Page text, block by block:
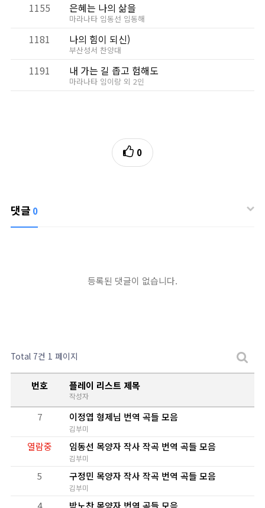
1155 은혜는 나의 삶을
마라나타 임동선 임동해
1181 나의 힘이 되신)
부산성서 찬양대
1191 내 가는 길 좁고 험해도
마라나타 임이랑 외 2인
0
댓글 0
등록된 댓글이 없습니다.
Total 7건 1 페이지
번호 플레이 리스트 제목
작성자
7 이정엽 형제님 번역 곡들 모음
김부미
열람중 임동선 목양자 작사 작곡 번역 곡들 모음
김부미
5 구정민 목양자 작사 작곡 번역 곡들 모음
김부미
4 박노찬 목양자 번역 곡들 모음